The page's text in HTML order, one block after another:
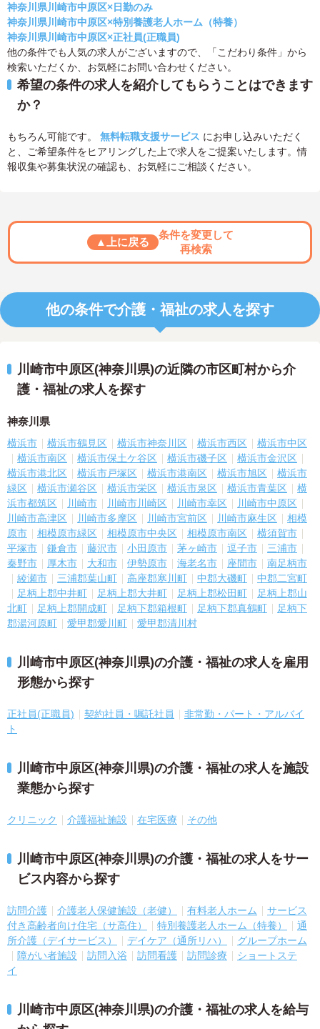
神奈川県川崎市中原区×日勤のみ
神奈川県川崎市中原区×特別養護老人ホーム（特養）
神奈川県川崎市中原区×正社員(正職員)
他の条件でも人気の求人がございますので、「こだわり条件」から
検索いただくか、お気軽にお問い合わせください。
希望の条件の求人を紹介してもらうことはできます
か？
もちろん可能です。 無料転職支援サービス にお申し込みいただく
と、ご希望条件をヒアリングした上で求人をご提案いたします。情
報収集や募集状況の確認も、お気軽にご相談ください。
▲上に戻る
条件を変更して
再検索
他の条件で介護・福祉の求人を探す
川崎市中原区(神奈川県)の近隣の市区町村から介
護・福祉の求人を探す
神奈川県
横浜市 横浜市鶴見区 横浜市神奈川区 横浜市西区
横浜市中区
横浜市南区
横浜市保土ケ谷区 横浜市磯子区
横浜市金沢区
横浜市港北区
横浜市戸塚区 横浜市港南区 横浜市旭区
横浜市
緑区
横浜市瀬谷区 横浜市栄区 横浜市泉区 横浜市青葉区
横
浜市都筑区
川崎市 川崎市川崎区 川崎市幸区
川崎市中原区
川崎市高津区
川崎市多摩区 川崎市宮前区 川崎市麻生区
相模
原市
相模原市緑区 相模原市中央区 相模原市南区
横須賀市
平塚市
鎌倉市 藤沢市 小田原市 茅ヶ崎市 逗子市
三浦市
秦野市
厚木市 大和市 伊勢原市 海老名市 座間市
南足柄市
綾瀬市
三浦郡葉山町 高座郡寒川町 中郡大磯町
中郡二宮町
足柄上郡中井町
足柄上郡大井町 足柄上郡松田町
足柄上郡山
北町
足柄上郡開成町 足柄下郡箱根町 足柄下郡真鶴町
足柄下
郡湯河原町
愛甲郡愛川町 愛甲郡清川村
川崎市中原区(神奈川県)の介護・福祉の求人を雇用
形態から探す
正社員(正職員) 契約社員・嘱託社員
非常勤・パート・アルバイ
ト
川崎市中原区(神奈川県)の介護・福祉の求人を施設
業態から探す
クリニック 介護福祉施設 在宅医療 その他
川崎市中原区(神奈川県)の介護・福祉の求人をサー
ビス内容から探す
訪問介護 介護老人保健施設（老健） 有料老人ホーム
サービス
付き高齢者向け住宅（サ高住）
特別養護老人ホーム（特養）
通
所介護（デイサービス）
デイケア（通所リハ）
グループホーム
障がい者施設
訪問入浴 訪問看護 訪問診療
ショートステ
イ
川崎市中原区(神奈川県)の介護・福祉の求人を給与